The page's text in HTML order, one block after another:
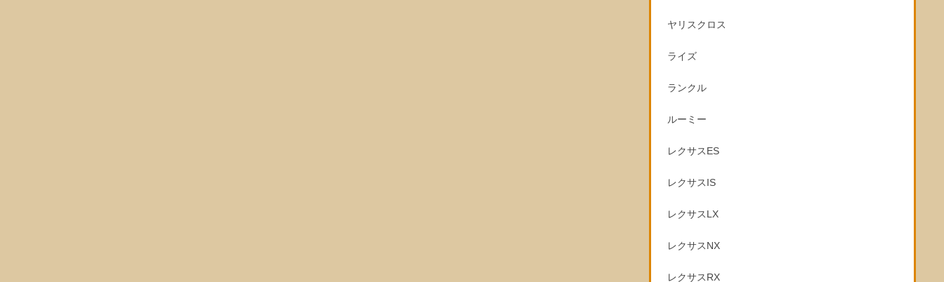
ヤリスクロス
ライズ
ランクル
ルーミー
レクサスES
レクサスIS
レクサスLX
レクサスNX
レクサスRX